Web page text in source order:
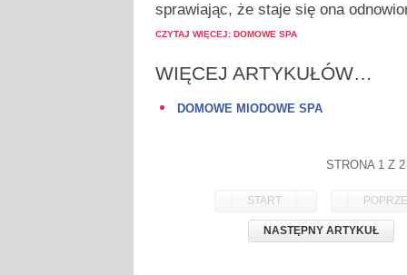
sprawiając, że staje się ona
CZYTAJ WIĘCEJ: DOMOWE SPA
WIĘCEJ ARTYKUŁÓW…
DOMOWE MIODOWE SPA
STRONA 1 Z 2
START
NASTĘPNY ARTYKUŁ